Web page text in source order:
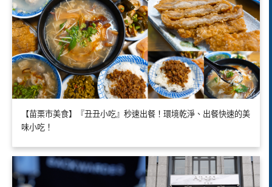
【苗栗市美食】『丑丑小吃』秒速出餐！環境乾淨、出餐快速的美
味小吃！